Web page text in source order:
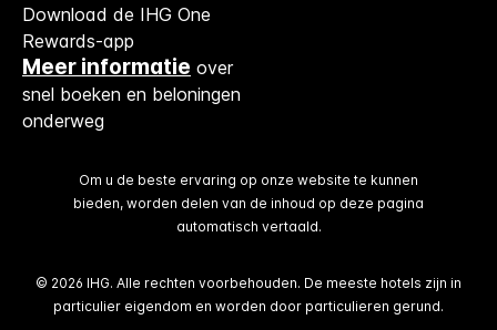
Download de IHG One
Rewards-app
Meer informatie over
snel boeken en beloningen
onderweg
Om u de beste ervaring op onze website te kunnen
bieden, worden delen van de inhoud op deze pagina
automatisch vertaald.
© 2026 IHG. Alle rechten voorbehouden. De meeste hotels zijn in
particulier eigendom en worden door particulieren gerund.